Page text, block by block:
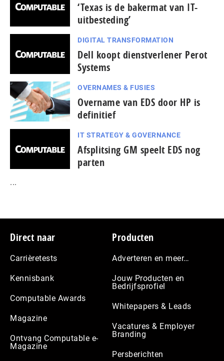
‘Texas is de bakermat van IT-
uitbesteding’
DIGITAL TRANSFORMATION
Dell koopt dienstverlener Perot
Systems
OVERNAMES & FUSIES
Overname van EDS door HP is
definitief
IT STRATEGY & GOVERNANCE
Afsplitsing GM speelt EDS nog
parten
...
Footer
Direct naar
Carrièretests
Kennisbank
Computable Awards
Magazine
Ontvang Computable e-
Magazine
Producten
Adverteren en meer…
Jouw Producten en
Bedrijfsprofiel
Whitepapers & Leads
Vacatures & Employer
Branding
Persberichten